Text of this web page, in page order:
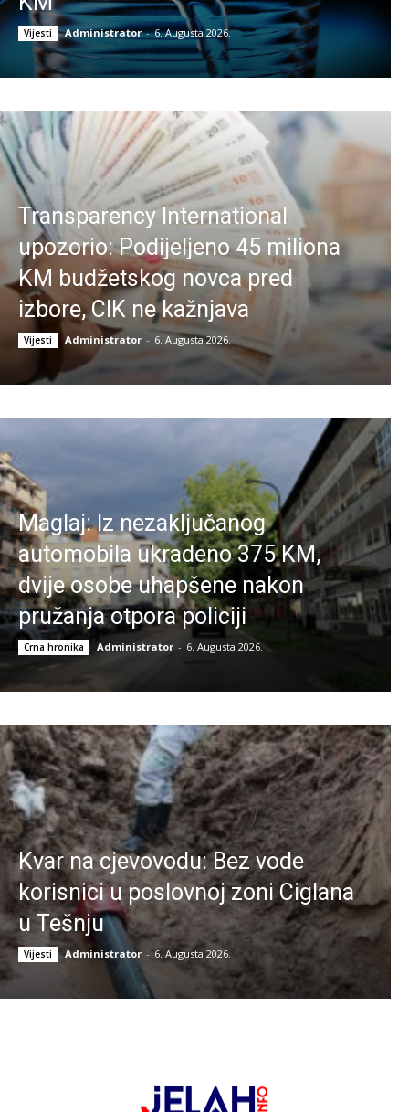
Vijesti Administrator - 6. Augusta 2026.
Transparency International
upozorio: Podijeljeno 45 miliona
KM budžetskog novca pred
izbore, CIK ne kažnjava
Vijesti Administrator - 6. Augusta 2026.
Maglaj: Iz nezaključanog
automobila ukradeno 375 KM,
dvije osobe uhapšene nakon
pružanja otpora policiji
Crna hronika Administrator - 6. Augusta 2026.
Kvar na cjevovodu: Bez vode
korisnici u poslovnoj zoni Ciglana
u Tešnju
Vijesti Administrator - 6. Augusta 2026.